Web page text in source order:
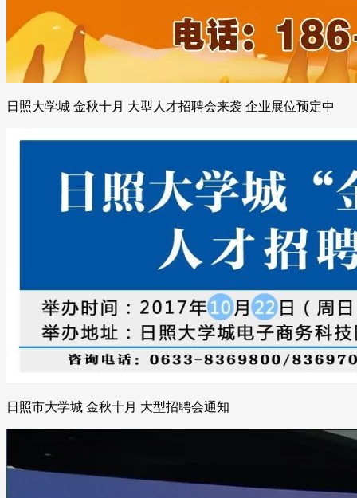
日照大学城 金秋十月 大型人才招聘会来袭 企业展位预定中
日照市大学城 金秋十月 大型招聘会通知